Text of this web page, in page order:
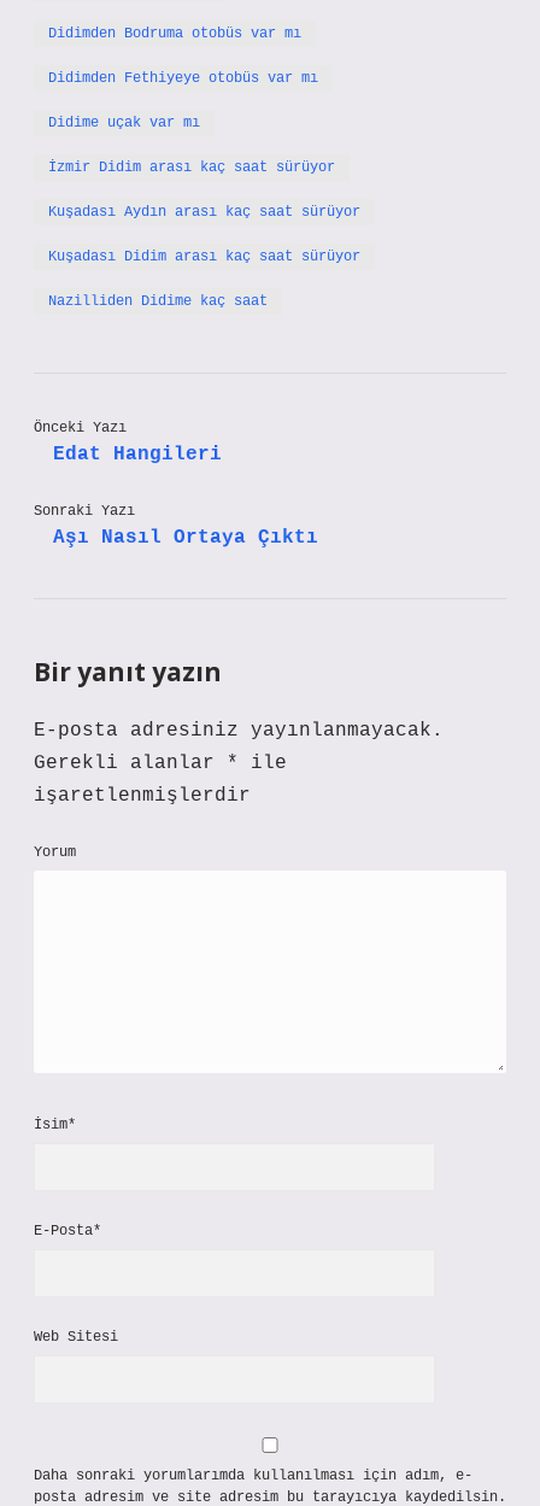
Didimden Bodruma otobüs var mı
Didimden Fethiyeye otobüs var mı
Didime uçak var mı
İzmir Didim arası kaç saat sürüyor
Kuşadası Aydın arası kaç saat sürüyor
Kuşadası Didim arası kaç saat sürüyor
Nazilliden Didime kaç saat
Önceki Yazı
Edat Hangileri
Sonraki Yazı
Aşı Nasıl Ortaya Çıktı
Bir yanıt yazın
E-posta adresiniz yayınlanmayacak.
Gerekli alanlar
*
ile
işaretlenmişlerdir
Yorum
İsim*
E-Posta*
Web Sitesi
Daha sonraki yorumlarımda kullanılması için adım, e-
posta adresim ve site adresim bu tarayıcıya kaydedilsin.